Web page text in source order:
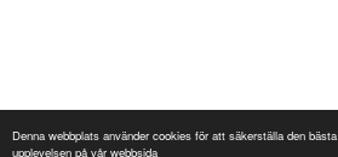
Denna webbplats använder cookies för att säkerställa den bästa
upplevelsen på vår webbsida